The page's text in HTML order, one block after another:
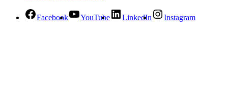
Facebook YouTube LinkedIn Instagram